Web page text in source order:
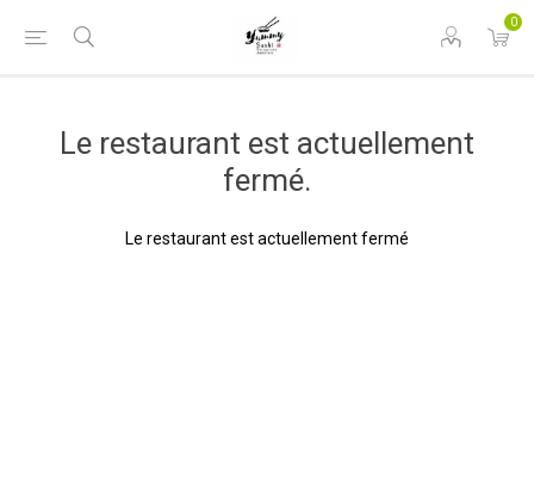
0
Le restaurant est actuellement
fermé.
Le restaurant est actuellement fermé